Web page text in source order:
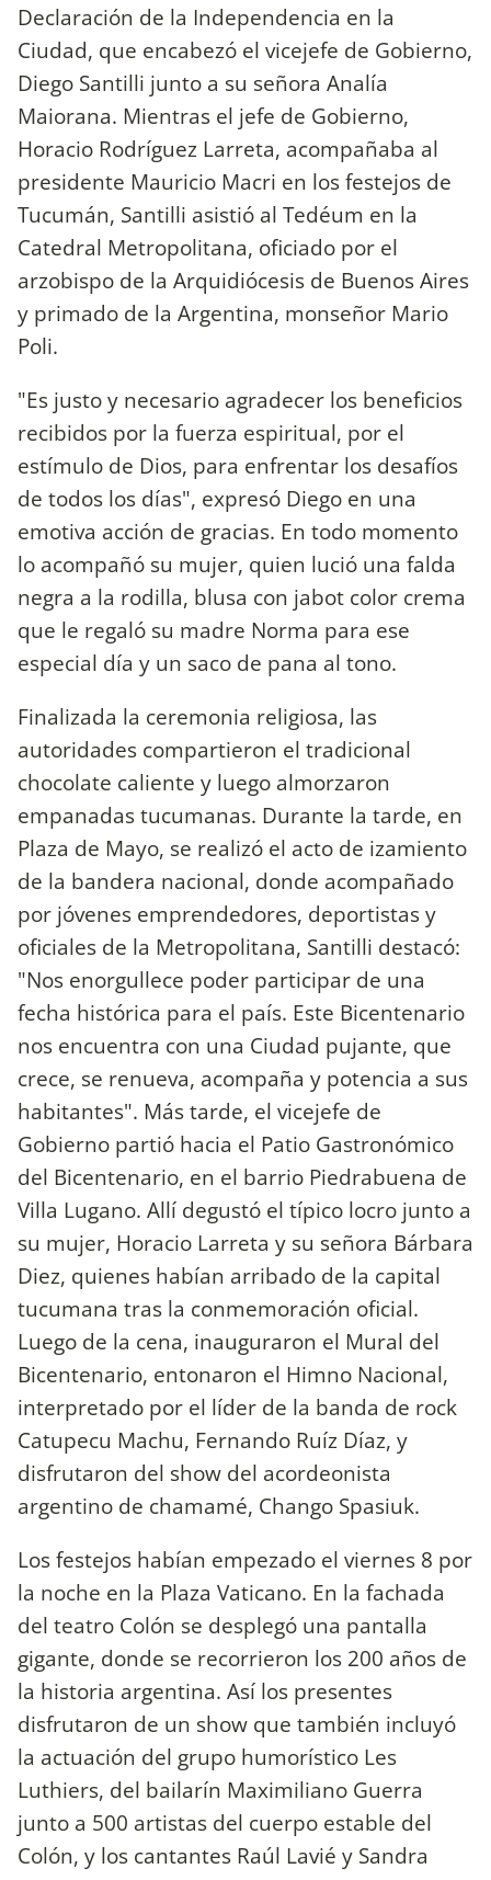
Declaración de la Independencia en la
Ciudad, que encabezó el vicejefe de Gobierno,
Diego Santilli junto a su señora Analía
Maiorana. Mientras el jefe de Gobierno,
Horacio Rodríguez Larreta, acompañaba al
presidente Mauricio Macri en los festejos de
Tucumán, Santilli asistió al Tedéum en la
Catedral Metropolitana, oficiado por el
arzobispo de la Arquidiócesis de Buenos Aires
y primado de la Argentina, monseñor Mario
Poli.
"Es justo y necesario agradecer los beneficios
recibidos por la fuerza espiritual, por el
estímulo de Dios, para enfrentar los desafíos
de todos los días", expresó Diego en una
emotiva acción de gracias. En todo momento
lo acompañó su mujer, quien lució una falda
negra a la rodilla, blusa con jabot color crema
que le regaló su madre Norma para ese
especial día y un saco de pana al tono.
Finalizada la ceremonia religiosa, las
autoridades compartieron el tradicional
chocolate caliente y luego almorzaron
empanadas tucumanas. Durante la tarde, en
Plaza de Mayo, se realizó el acto de izamiento
de la bandera nacional, donde acompañado
por jóvenes emprendedores, deportistas y
oficiales de la Metropolitana, Santilli destacó:
"Nos enorgullece poder participar de una
fecha histórica para el país. Este Bicentenario
nos encuentra con una Ciudad pujante, que
crece, se renueva, acompaña y potencia a sus
habitantes". Más tarde, el vicejefe de
Gobierno partió hacia el Patio Gastronómico
del Bicentenario, en el barrio Piedrabuena de
Villa Lugano. Allí degustó el típico locro junto a
su mujer, Horacio Larreta y su señora Bárbara
Diez, quienes habían arribado de la capital
tucumana tras la conmemoración oficial.
Luego de la cena, inauguraron el Mural del
Bicentenario, entonaron el Himno Nacional,
interpretado por el líder de la banda de rock
Catupecu Machu, Fernando Ruíz Díaz, y
disfrutaron del show del acordeonista
argentino de chamamé, Chango Spasiuk.
Los festejos habían empezado el viernes 8 por
la noche en la Plaza Vaticano. En la fachada
del teatro Colón se desplegó una pantalla
gigante, donde se recorrieron los 200 años de
la historia argentina. Así los presentes
disfrutaron de un show que también incluyó
la actuación del grupo humorístico Les
Luthiers, del bailarín Maximiliano Guerra
junto a 500 artistas del cuerpo estable del
Colón, y los cantantes Raúl Lavié y Sandra